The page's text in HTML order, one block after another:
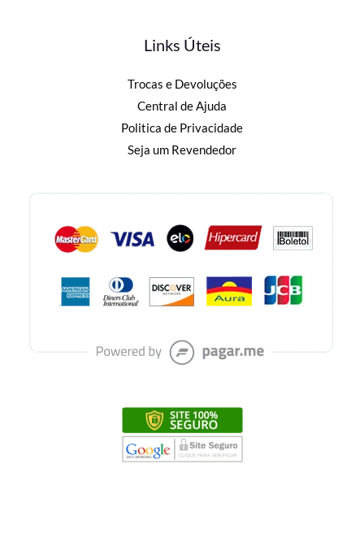
Links Úteis
Trocas e Devoluções
Central de Ajuda
Politica de Privacidade
Seja um Revendedor